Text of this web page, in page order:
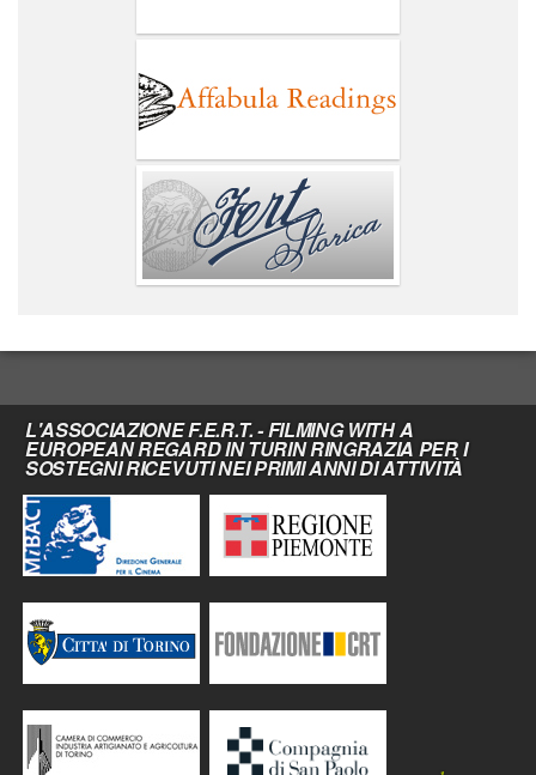
L'ASSOCIAZIONE F.E.R.T. - FILMING WITH A
EUROPEAN REGARD IN TURIN RINGRAZIA PER I
SOSTEGNI RICEVUTI NEI PRIMI ANNI DI ATTIVITÀ